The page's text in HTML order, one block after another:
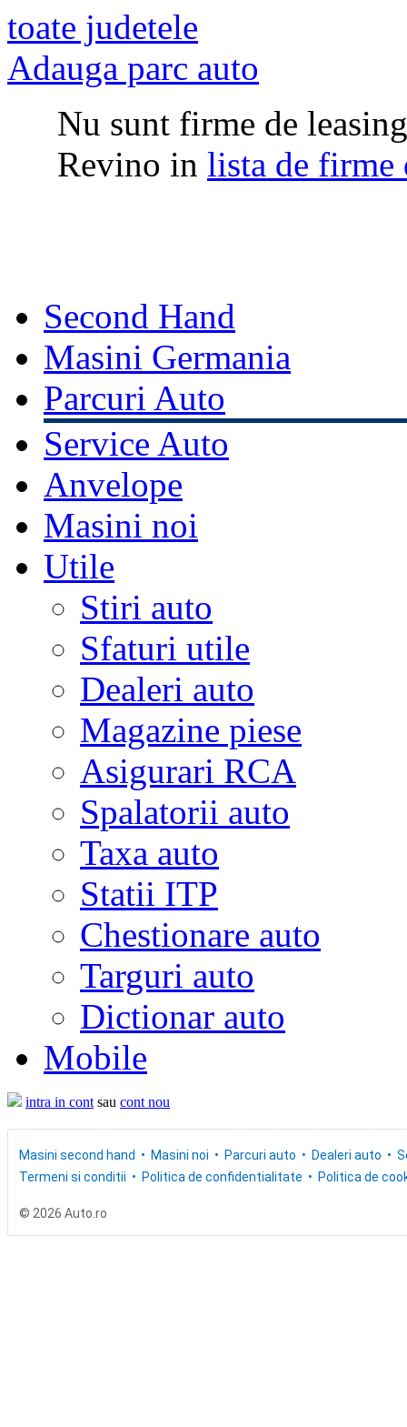
toate judetele
Adauga parc auto
Nu sunt firme de
Revino in lista de firme
Second Hand
Masini Germania
Parcuri Auto
Service Auto
Anvelope
Masini noi
Utile
Stiri auto
Sfaturi utile
Dealeri auto
Magazine piese
Asigurari RCA
Spalatorii auto
Taxa auto
Statii ITP
Chestionare auto
Targuri auto
Dictionar auto
Mobile
intra in cont sau cont nou
Masini second hand Masini noi Parcuri auto Dealeri auto
Termeni si conditii
Politica de confidentialitate Politica de
© 2026 Auto.ro